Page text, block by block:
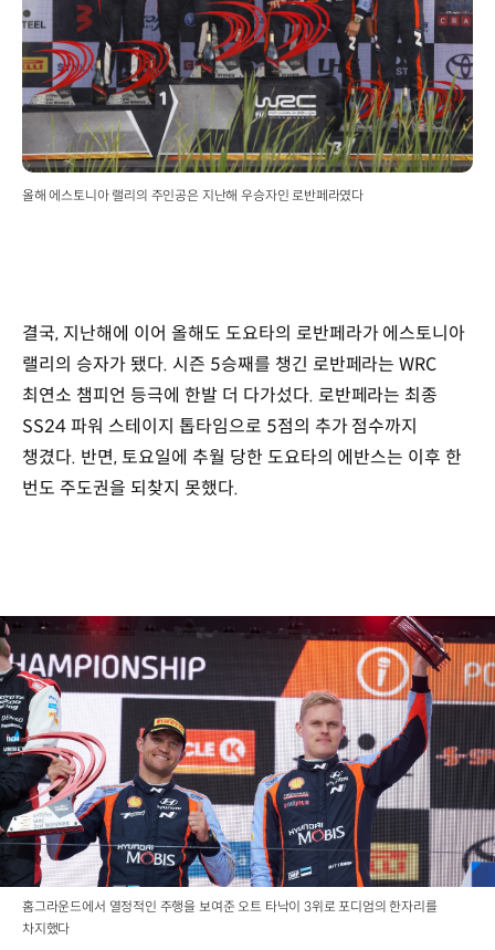
올해 에스토니아 랠리의 주인공은 지난해 우승자인 로반페라였다
결국, 지난해에 이어 올해도 도요타의 로반페라가 에스토니아
랠리의 승자가 됐다. 시즌 5승째를 챙긴 로반페라는 WRC
최연소 챔피언 등극에 한발 더 다가섰다. 로반페라는 최종
SS24 파워 스테이지 톱타임으로 5점의 추가 점수까지
챙겼다. 반면, 토요일에 추월 당한 도요타의 에반스는 이후 한
번도 주도권을 되찾지 못했다.
홈그라운드에서 열정적인 주행을 보여준 오트 타낙이 3위로 포디엄의 한자리를
차지했다